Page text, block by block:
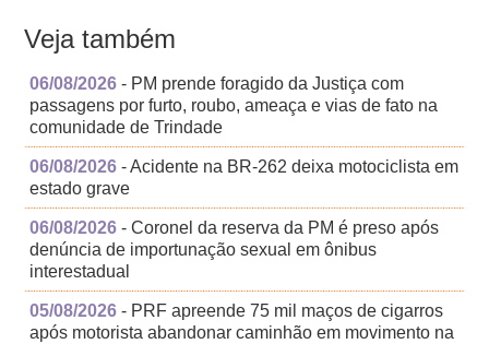
Veja também
06/08/2026 - PM prende foragido da Justiça com
passagens por furto, roubo, ameaça e vias de fato na
comunidade de Trindade
06/08/2026 - Acidente na BR-262 deixa motociclista em
estado grave
06/08/2026 - Coronel da reserva da PM é preso após
denúncia de importunação sexual em ônibus
interestadual
05/08/2026 - PRF apreende 75 mil maços de cigarros
após motorista abandonar caminhão em movimento na